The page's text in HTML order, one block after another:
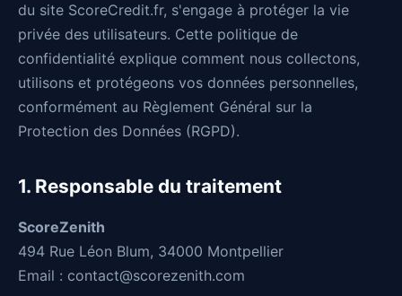
du site ScoreCredit.fr, s'engage à protéger la vie
privée des utilisateurs. Cette politique de
confidentialité explique comment nous collectons,
utilisons et protégeons vos données personnelles,
conformément au Règlement Général sur la
Protection des Données (RGPD).
1. Responsable du traitement
ScoreZenith
494 Rue Léon Blum, 34000 Montpellier
Email : contact@scorezenith.com